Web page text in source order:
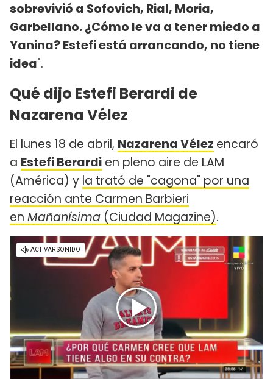
sobrevivió a Sofovich, Rial, Moria,
Garbellano. ¿Cómo le va a tener miedo a
Yanina? Estefi está arrancando, no tiene
idea".
Qué dijo Estefi Berardi de
Nazarena Vélez
El lunes 18 de abril, Nazarena Vélez encaró
a Estefi Berardi en pleno aire de LAM
(América) y la trató de "cagona" por una
reacción ante Carmen Barbieri
en Mañanísima (Ciudad Magazine).